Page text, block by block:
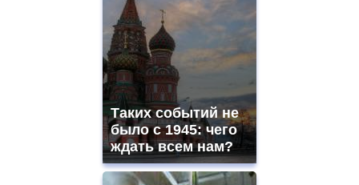
Таких событий не
было с 1945: чего
ждать всем нам?